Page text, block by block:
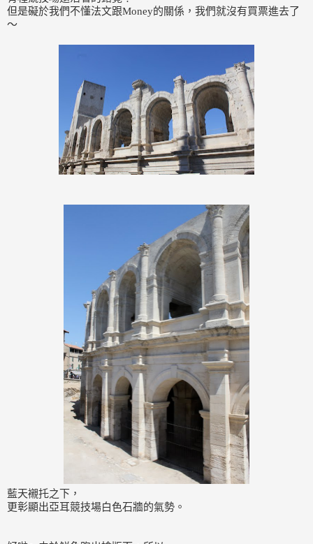
但是礙於我們不懂法文跟Money的關係，我們就沒有買票進去了
～
藍天襯托之下，
更彰顯出亞耳競技場白色石牆的氣勢。